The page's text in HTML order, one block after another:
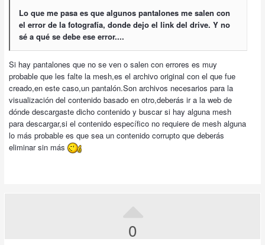
Lo que me pasa es que algunos pantalones me salen con
el error de la fotografía, donde dejo el link del drive. Y no
sé a qué se debe ese error....
Si hay pantalones que no se ven o salen con errores es muy
probable que les falte la mesh,es el archivo original con el que fue
creado,en este caso,un pantalón.Son archivos necesarios para la
visualización del contenido basado en otro,deberás ir a la web de
dónde descargaste dicho contenido y buscar si hay alguna mesh
para descargar,si el contenido específico no requiere de mesh alguna
lo más probable es que sea un contenido corrupto que deberás
eliminar sin más
0